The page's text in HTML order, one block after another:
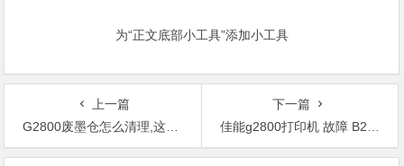
为“正文底部小工具”添加小工具
上一篇
G2800废墨仓怎么清理,这个错误代码是在哪里查？
下一篇
佳能g2800打印机 故障 B203,这个机器修好还有没有保修期？